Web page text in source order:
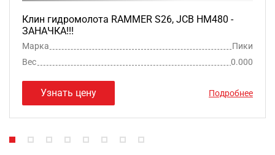
Клин гидромолота RAMMER S26, JCB HM480 -
ЗАНАЧКА!!!
Марка
Пики
Вес
0.000
Узнать цену Подробнее